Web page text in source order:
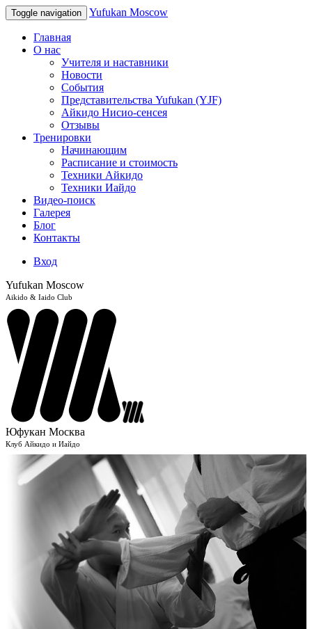
Toggle navigation Yufukan Moscow
Главная
О нас
Учителя и наставники
Новости
События
Представительства Yufukan (YJF)
Айкидо Нисио-сенсея
Отзывы
Тренировки
Начинающим
Расписание и стоимость
Техники Айкидо
Техники Иайдо
Видео-поиск
Галерея
Блог
Контакты
Вход
Yufukan Moscow
Aikido & Iaido Club
Юфукан Москва
Клуб Айкидо и Иайдо